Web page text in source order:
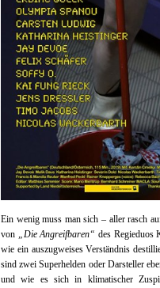
Ein wenig muss man sich – aller rasch
von „Die Angreifbaren“ des Regieduos
wie ein auszugweises Verständnis
sind zwei Superhelden oder Darsteller
und wie es sich in klimatischer